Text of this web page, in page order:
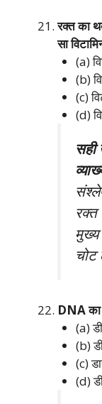
रक्त का
सा
(a)
(b)
(c)
(d)
सही
रक्त
मुख्य
चोट
DNA का
(a)
(b)
(c)
(d)